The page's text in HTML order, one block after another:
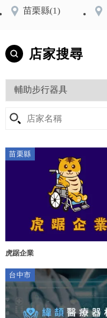
苗栗縣(1)
店家搜尋
苗栗縣
虎踞企業
台中市